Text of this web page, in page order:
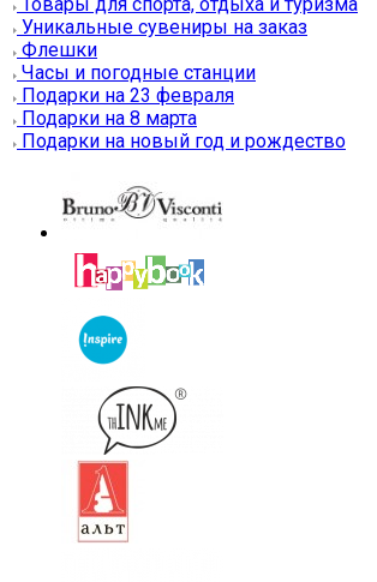
Уникальные сувениры на заказ
Флешки
Часы и погодные станции
Подарки на 23 февраля
Подарки на 8 марта
Подарки на новый год и рождество